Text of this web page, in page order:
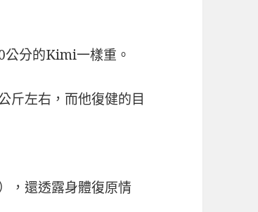
公分的Kimi一樣重。
斤左右，而他復健的目
，還透露身體復原情